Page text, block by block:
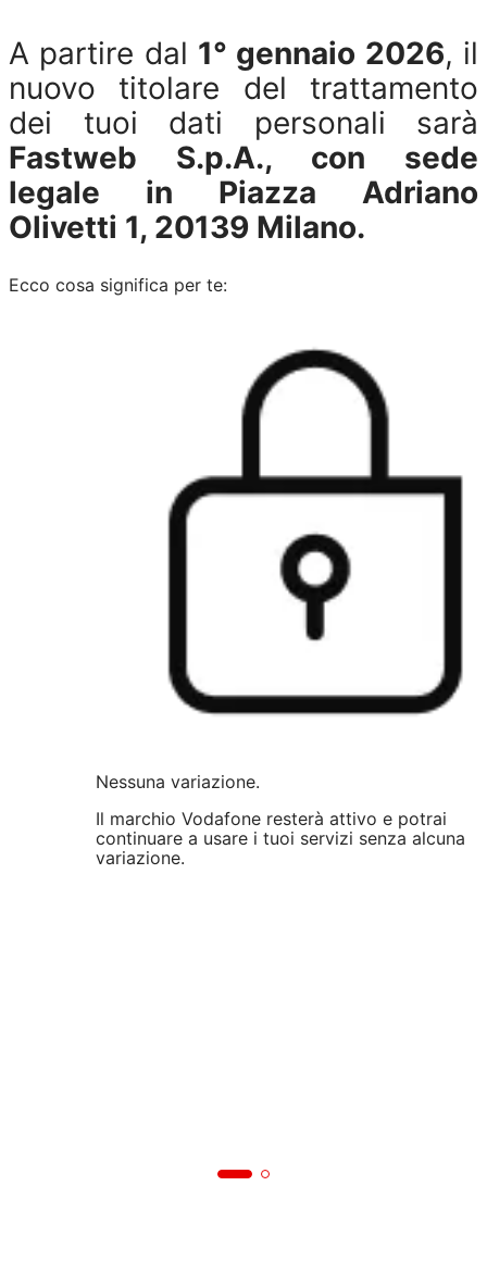
A partire dal 1° gennaio 2026, il
nuovo titolare del trattamento
dei tuoi dati personali sarà
Fastweb S.p.A., con sede
legale in Piazza Adriano
Olivetti 1, 20139 Milano.
Ecco cosa significa per te:
Nessuna variazione.
Il marchio Vodafone resterà attivo e potrai
continuare a usare i tuoi servizi senza alcuna
variazione.